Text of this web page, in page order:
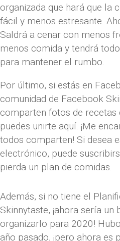
organizada que hará que la
fácil y menos estresante.
Saldrá a cenar con menos
menos comida y tendrá
para mantener el rumbo.
Por último, si estás en
comunidad de Facebook
comparten fotos de recetas
puedes unirte aquí. ¡Me
todos comparten! Si desea
electrónico, puede
pierda un plan de comidas.
Además, si no tiene el
Skinnytaste, ¡ahora sería
organizarlo para 2020!
año pasado, ¡pero ahora es